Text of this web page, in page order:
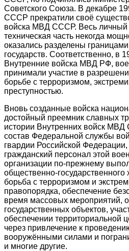
Советского Союза. В декабре
СССР прекратили своё
войска МВД СССР. Весь личный
техническая часть некогда
оказались разделены
государств. Соответственно, в
Внутренние войска МВД РФ,
принимали участие в
борьбе с терроризмом,
преступностью.
Вновь созданные войска
достойный преемник славных
истории Внутренних войск
состав Федеральной службы
гвардии Российской
гражданский персонал этой
организации по-прежнему
общественно-
борьба с терроризмом и
правопорядка, обеспечение
время массовых мероприятий,
государственных объектов,
обеспечении территориальной
через привлечение к
вооружёнными силами и
и многие другие.